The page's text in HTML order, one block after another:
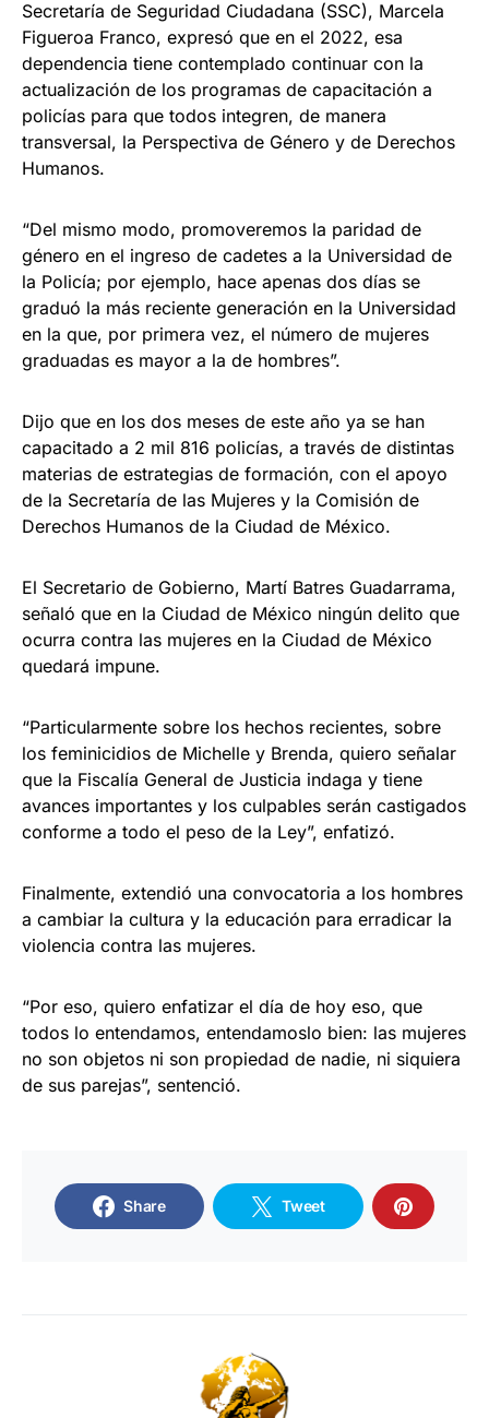
Secretaría de Seguridad Ciudadana (SSC), Marcela
Figueroa Franco, expresó que en el 2022, esa
dependencia tiene contemplado continuar con la
actualización de los programas de capacitación a
policías para que todos integren, de manera
transversal, la Perspectiva de Género y de Derechos
Humanos.
“Del mismo modo, promoveremos la paridad de
género en el ingreso de cadetes a la Universidad de
la Policía; por ejemplo, hace apenas dos días se
graduó la más reciente generación en la Universidad
en la que, por primera vez, el número de mujeres
graduadas es mayor a la de hombres”.
Dijo que en los dos meses de este año ya se han
capacitado a 2 mil 816 policías, a través de distintas
materias de estrategias de formación, con el apoyo
de la Secretaría de las Mujeres y la Comisión de
Derechos Humanos de la Ciudad de México.
El Secretario de Gobierno, Martí Batres Guadarrama,
señaló que en la Ciudad de México ningún delito que
ocurra contra las mujeres en la Ciudad de México
quedará impune.
“Particularmente sobre los hechos recientes, sobre
los feminicidios de Michelle y Brenda, quiero señalar
que la Fiscalía General de Justicia indaga y tiene
avances importantes y los culpables serán castigados
conforme a todo el peso de la Ley”, enfatizó.
Finalmente, extendió una convocatoria a los hombres
a cambiar la cultura y la educación para erradicar la
violencia contra las mujeres.
“Por eso, quiero enfatizar el día de hoy eso, que
todos lo entendamos, entendamoslo bien: las mujeres
no son objetos ni son propiedad de nadie, ni siquiera
de sus parejas”, sentenció.
Share Tweet